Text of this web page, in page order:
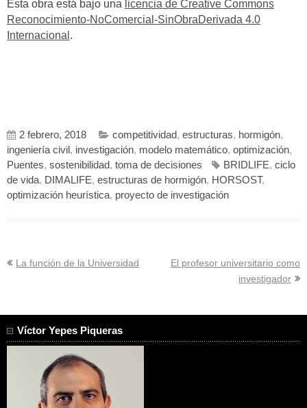
Esta obra está bajo una licencia de Creative Commons
Reconocimiento-NoComercial-SinObraDerivada 4.0
Internacional .
2 febrero, 2018 competitividad, estructuras, hormigón,
ingeniería civil , investigación, modelo matemático, optimización,
Puentes, sostenibilidad, toma de decisiones BRIDLIFE, ciclo
de vida, DIMALIFE, estructuras de hormigón, HORSOST,
optimización heurística, proyecto de investigación
Navegación
La función de la Universidad
El profesor universitario como
investigador
Víctor Yepes Piqueras